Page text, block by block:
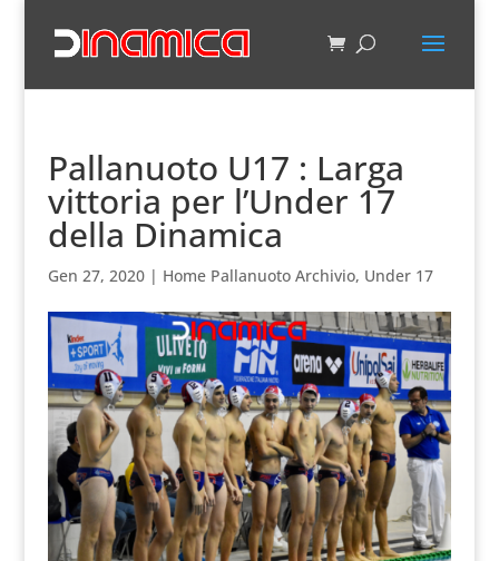
Pallanuoto U17 : Larga
vittoria per l’Under 17
della Dinamica
Gen 27, 2020| Home Pallanuoto Archivio, Under 17